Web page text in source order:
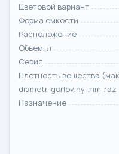
Цветовой вариант
Форма емкости
Расположение
Объем, л
Серия
Плотность вещества
diametr-gorloviny-mm-raz
Назначение